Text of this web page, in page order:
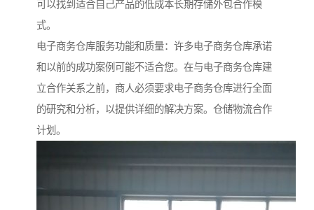
可以找到适合自己产品的低成本长期存储外包合作模
式。
电子商务仓库服务功能和质量：许多电子商务仓库承诺
和以前的成功案例可能不适合您。在与电子商务仓库建
立合作关系之前，商人必须要求电子商务仓库进行全面
的研究和分析，以提供详细的解决方案。仓储物流合作
计划。